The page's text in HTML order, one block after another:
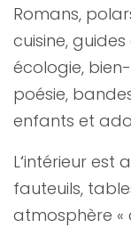
Romans,
cuisine,
écologie,
poésie,
enfants et
L‘intérieur est
fauteuils,
atmosphère «